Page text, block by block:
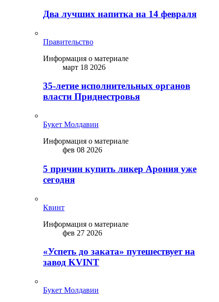
Два лучших напитка на 14 февраля
Правительство
Информация о материале
март 18 2026
35-летие исполнительных органов
власти Приднестровья
Букет Молдавии
Информация о материале
фев 08 2026
5 причин купить ликep Арония уже
сегодня
Квинт
Информация о материале
фев 27 2026
«Успеть до заката» путешествует на
завод KVINT
Букет Молдавии